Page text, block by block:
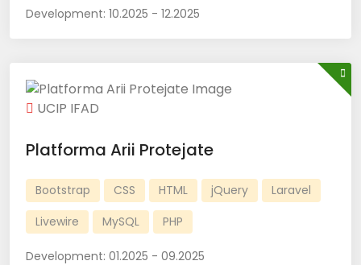
Development: 10.2025 - 12.2025
UCIP IFAD
Platforma Arii Protejate
Bootstrap CSS HTML jQuery
Laravel
Livewire
MySQL PHP
Development: 01.2025 - 09.2025